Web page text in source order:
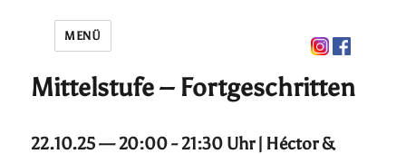
MENÜ
Mittelstufe – Fortgeschritten
22.10.25 — 20:00 - 21:30 Uhr | Héctor &